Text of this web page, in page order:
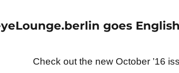
goes
Check out the new October ’16